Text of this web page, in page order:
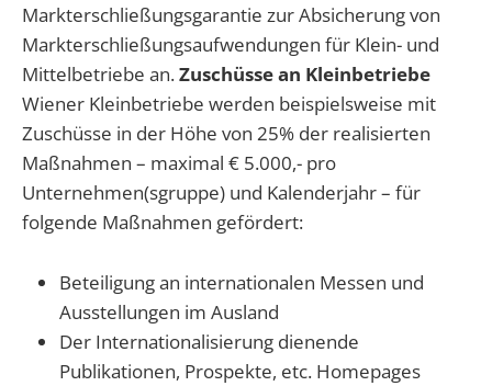
Markterschließungsgarantie zur Absicherung von
Markterschließungsaufwendungen für Klein- und
Mittelbetriebe an.Zuschüsse an Kleinbetriebe
Wiener Kleinbetriebe werden beispielsweise mit
Zuschüsse in der Höhe von 25% der realisierten
Maßnahmen – maximal € 5.000,- pro
Unternehmen(sgruppe) und Kalenderjahr – für
folgende Maßnahmen gefördert:
Beteiligung an internationalen Messen und
Ausstellungen im Ausland
Der Internationalisierung dienende
Publikationen, Prospekte, etc. Homepages